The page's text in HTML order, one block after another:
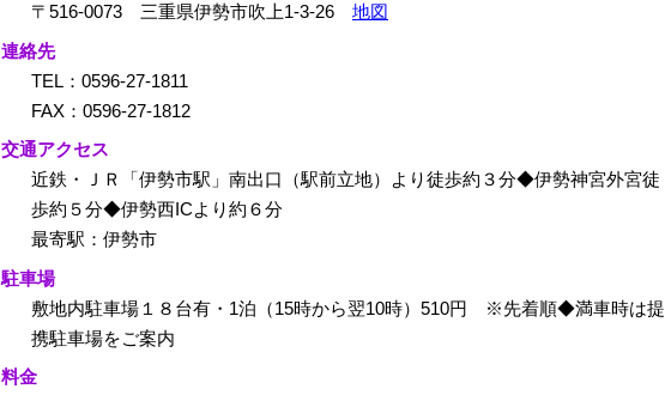
〒516-0073 三重県伊勢市吹上1-3-26 地図
連絡先
TEL：0596-27-1811
FAX：0596-27-1812
交通アクセス
近鉄・ＪＲ「伊勢市駅」南出口（駅前立地）より徒歩約３分◆伊勢神宮外宮徒
歩約５分◆伊勢西ICより約６分
最寄駅：伊勢市
駐車場
敷地内駐車場１８台有・1泊（15時から翌10時）510円 ※先着順◆満車時は提
携駐車場をご案内
料金